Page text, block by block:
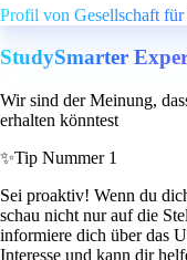
Profil von Gesellschaft
StudySmarter
Wir sind der Meinung,
erhalten könntest
✨Tip Nummer 1
Sei proaktiv! Wenn du
schau nicht nur auf die
informiere dich über das
Interesse und kann dir